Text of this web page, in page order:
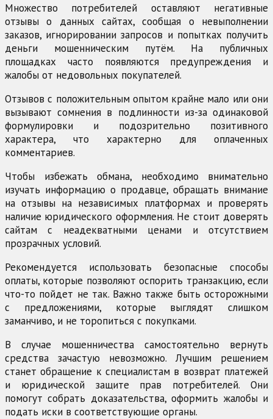
Множество потребителей оставляют негативные
отзывы о данных сайтах, сообщая о невыполнении
заказов, игнорировании запросов и попытках получить
деньги мошенническим путём. На публичных
площадках часто появляются предупреждения и
жалобы от недовольных покупателей.
Отзывов с положительным опытом крайне мало или они
вызывают сомнения в подлинности из-за одинаковой
формулировки и подозрительно позитивного
характера, что характерно для оплаченных
комментариев.
Чтобы избежать обмана, необходимо внимательно
изучать информацию о продавце, обращать внимание
на отзывы на независимых платформах и проверять
наличие юридического оформления. Не стоит доверять
сайтам с неадекватными ценами и отсутствием
прозрачных условий.
Рекомендуется использовать безопасные способы
оплаты, которые позволяют оспорить транзакцию, если
что-то пойдет не так. Важно также быть осторожными
с предложениями, которые выглядят слишком
заманчиво, и не торопиться с покупками.
В случае мошенничества самостоятельно вернуть
средства зачастую невозможно. Лучшим решением
станет обращение к специалистам в возврат платежей
и юридической защите прав потребителей. Они
помогут собрать доказательства, оформить жалобы и
подать иски в соответствующие органы.